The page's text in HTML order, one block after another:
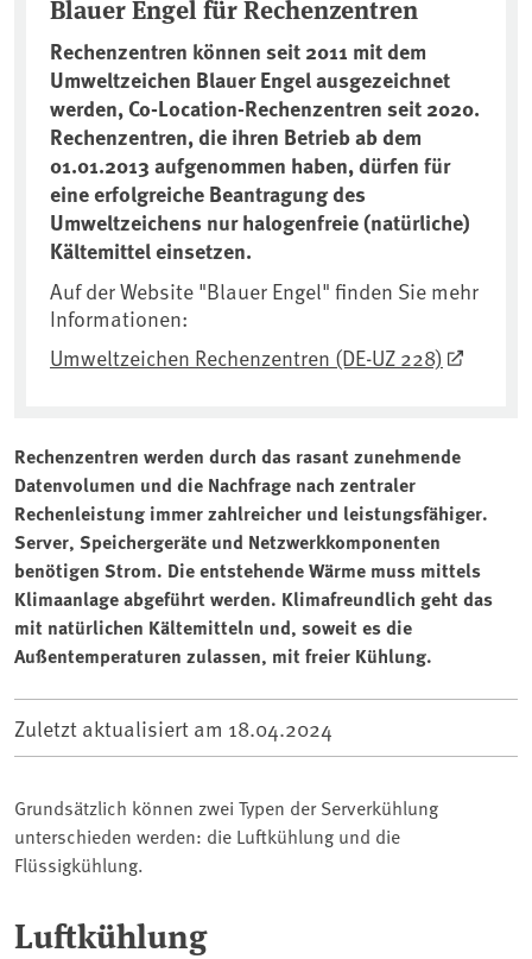
Blauer Engel für Rechenzentren
Rechenzentren können seit 2011 mit dem
Umweltzeichen Blauer Engel ausgezeichnet
werden, Co-Location-Rechenzentren seit 2020.
Rechenzentren, die ihren Betrieb ab dem
01.01.2013 aufgenommen haben, dürfen für
eine erfolgreiche Beantragung des
Umweltzeichens nur halogenfreie (natürliche)
Kältemittel einsetzen.
Auf der Website "Blauer Engel" finden Sie mehr
Informationen:
Umweltzeichen Rechenzentren (DE-UZ 228)
Rechenzentren werden durch das rasant zunehmende
Datenvolumen und die Nachfrage nach zentraler
Rechenleistung immer zahlreicher und leistungsfähiger.
Server, Speichergeräte und Netzwerkkomponenten
benötigen Strom. Die entstehende Wärme muss mittels
Klimaanlage abgeführt werden. Klimafreundlich geht das
mit natürlichen Kältemitteln und, soweit es die
Außentemperaturen zulassen, mit freier Kühlung.
Zuletzt aktualisiert am 18.04.2024
Grundsätzlich können zwei Typen der Serverkühlung
unterschieden werden: die Luftkühlung und die
Flüssigkühlung.
Luftkühlung